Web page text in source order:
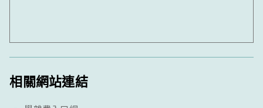
相關網站連結